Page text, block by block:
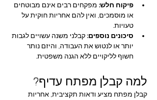
פיקוח חלש: מפקחים רבים אינם מבוטחים
או מוסמכים, ואין להם אחריות חוקית על
טעויות.
סיכונים נוספים: קבלני משנה עשויים לגבות
יותר או לנטוש את העבודה, והיזם נותר
חשוף לליקויים ללא הגנה משפטית.
למה קבלן מפתח עדיף?
קבלן מפתח מציע ודאות תקציבית, אחריות